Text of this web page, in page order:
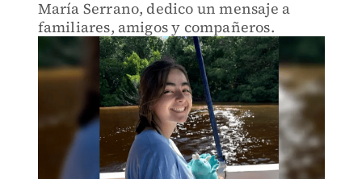
María Serrano, dedico un mensaje a
familiares, amigos y compañeros.